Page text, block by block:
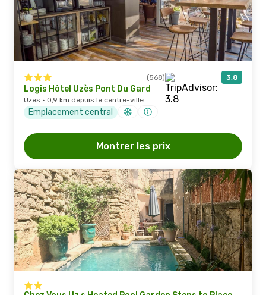
(568) 3,8
Logis Hôtel Uzès Pont Du Gard
Uzes · 0,9 km depuis le centre-ville
Emplacement central
Montrer les prix